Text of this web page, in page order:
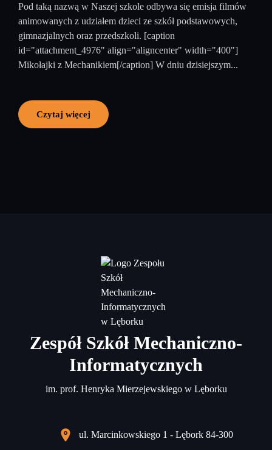
Pod taką nazwą w Naszej szkole odbywa się emisja filmów
animowanych z udziałem dzieci ze szkół podstawowych,
gimnazjalnych oraz przedszkoli. [caption
id="attachment_4976" align="aligncenter" width="400"]
Mikołajki z Mechanikiem[/caption] W dniu dzisiejszym...
Czytaj więcej
Zespół Szkół Mechaniczno-
Informatycznych
im. prof. Henryka Mierzejewskiego w Lęborku
ul. Marcinkowskiego 1 - Lębork 84-300